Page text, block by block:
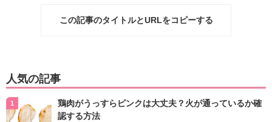
この記事のタイトルとURLをコピーする
人気の記事
鶏肉がうっすらピンクは大丈夫？火が通っているか確
認する方法